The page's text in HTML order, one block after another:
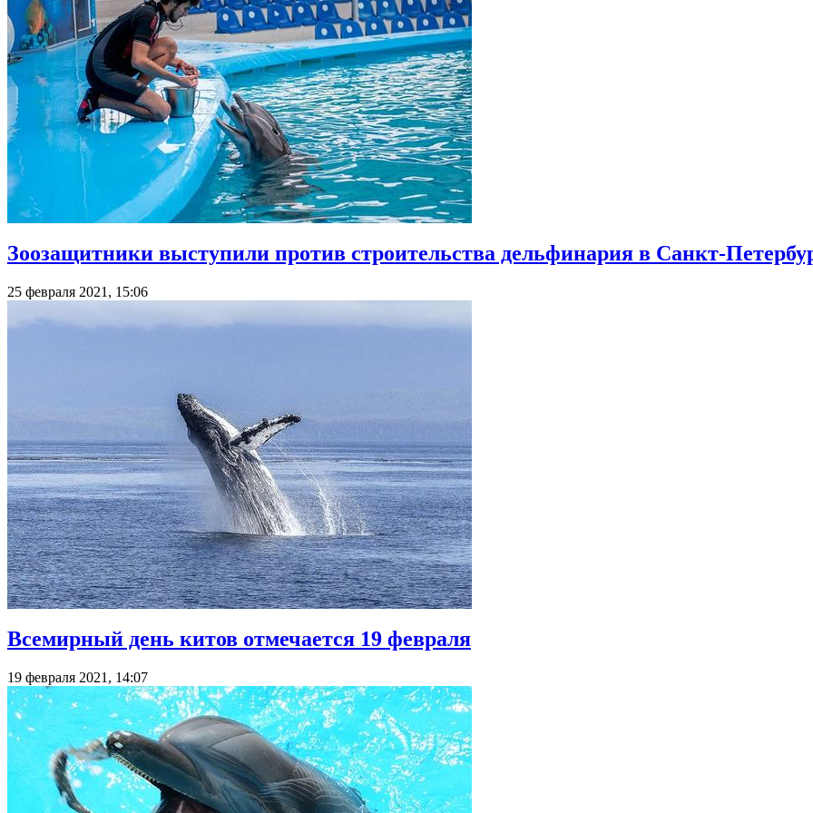
Зоозащитники выступили против строительства дельфинария в Санкт-
25 февраля 2021, 15:06
Всемирный день китов отмечается 19 февраля
19 февраля 2021, 14:07